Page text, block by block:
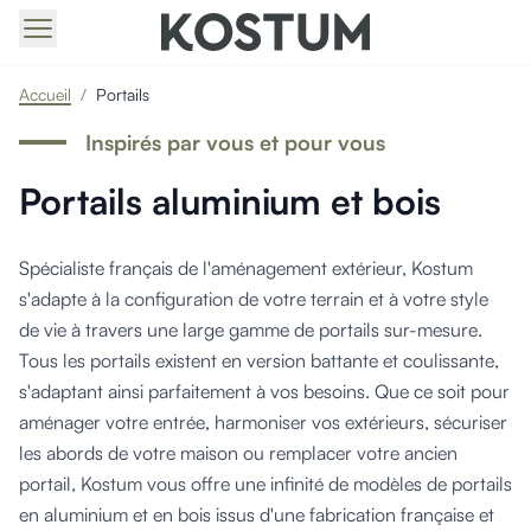
Produits > Portails > Portails contemporains
Produits > Portails > Portails traditionnels
Produits > Portails > Portails architectes
Produits > Portails > Portails avec décors
Produits > Portails > Portails économiques
Produits > Portails > Les ouvertures spéciales
Produits > Portillons > Tous nos portillons
Produits > Portillons > Portillons contemporains
Produits > Portillons > Portillons traditionnels
Produits > Portillons > Portillons architectes
Produits > Portillons > Portillons décoratifs
Produits > Portillons > Motorisation Portillon
Produits > Portillons > Ouvertures Spéciales
Produits > Clôtures > Toutes nos clôtures
Accueil / Portails
Portails aluminium et bois
Inspirés par vous et pour vous
Spécialiste français de l'aménagement extérieur, Kostum
s'adapte à la configuration de votre terrain et à votre style
de vie à travers une large gamme de portails sur-mesure.
Tous les portails existent en version battante et coulissante,
s'adaptant ainsi parfaitement à vos besoins. Que ce soit pour
aménager votre entrée, harmoniser vos extérieurs, sécuriser
les abords de votre maison ou remplacer votre ancien
portail, Kostum vous offre une infinité de modèles de portails
en aluminium et en bois issus d'une fabrication française et